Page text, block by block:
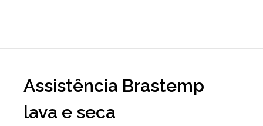
Assistência Brastemp
lava e seca